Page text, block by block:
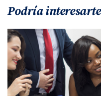
Podría interesarte